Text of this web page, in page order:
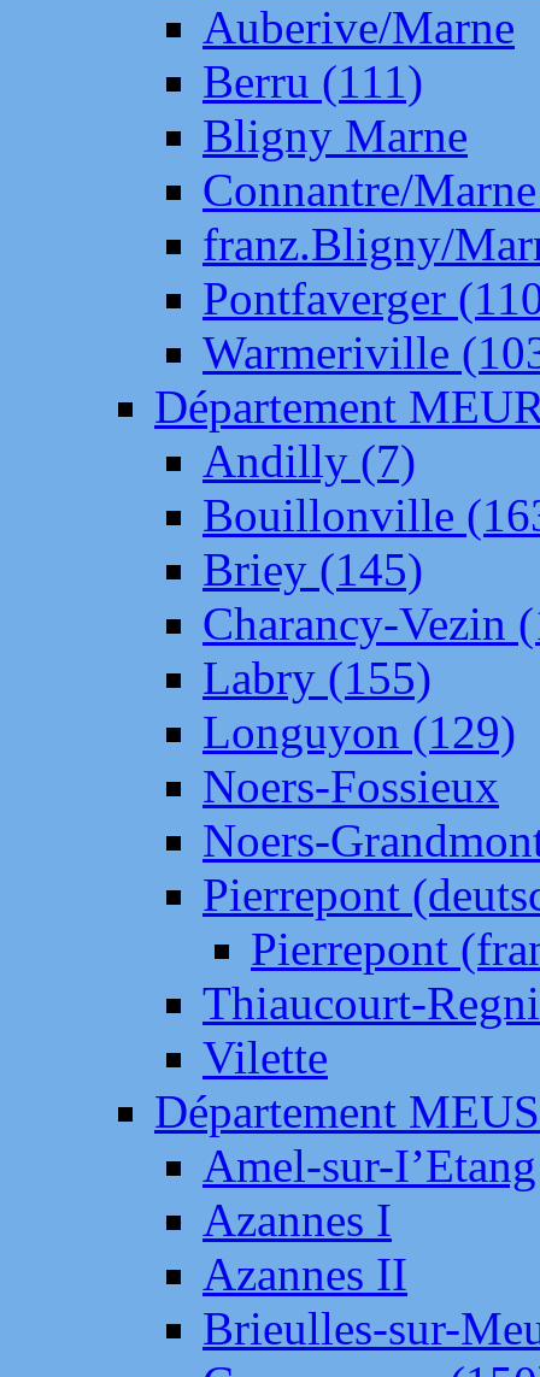
Auberive/Marne
Berru (111)
Bligny Marne
Connantre/
franz.Bligny/
Pontfaverger
Warmeriville
Département
Andilly (7)
Bouillonville
Briey (145)
Charancy-Vezin
Labry (155)
Longuyon (129)
Noers-Fossieux
Noers-
Pierrepont
Pierrepont
Thiaucourt-
Vilette
Département
Amel-sur-
Azannes I
Azannes II
Brieulles-sur-